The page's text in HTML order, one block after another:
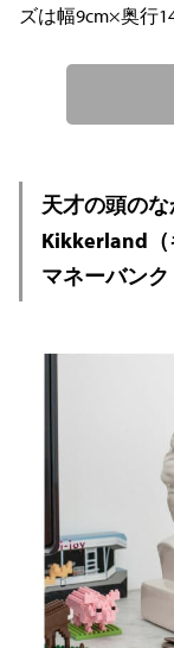
ズは幅9cm×奥行
天才の頭の
Kikkerland（
マネーバンク